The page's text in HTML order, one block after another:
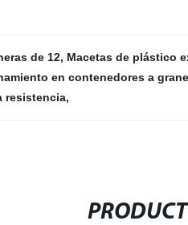
de 12, Macetas de plástico
en contenedores a
resistencia,